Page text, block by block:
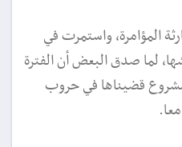
المؤامرة، واستمرت في
لما صدق البعض أن الفترة
قضيناها في حروب